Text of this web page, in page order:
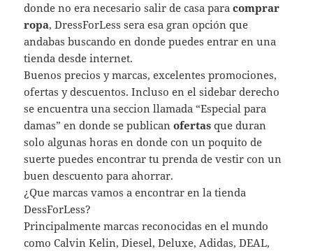
donde no era necesario salir de casa paracomprar
ropa, DressForLess sera esa gran opción que
andabas buscando en donde puedes entrar en una
tienda desde internet.
Buenos precios y marcas, excelentes promociones,
ofertas y descuentos. Incluso en el sidebar derecho
se encuentra una seccion llamada “Especial para
damas” en donde se publicanofertas que duran
solo algunas horas en donde con un poquito de
suerte puedes encontrar tu prenda de vestir con un
buen descuento para ahorrar.
¿Que marcas vamos a encontrar en la tienda
DessForLess?
Principalmente marcas reconocidas en el mundo
como Calvin Kelin, Diesel, Deluxe, Adidas, DEAL,